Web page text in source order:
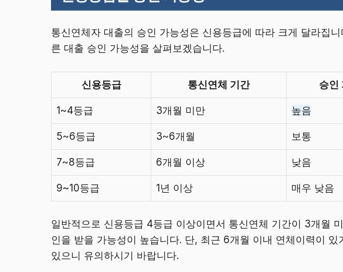
통신연체자 대출의 승인 가능성은 신용등급에 따라 크게 달라집
른 대출 승인 가능성을 살펴보겠습니다.
신용등급 통신연체 기간 승인
1~4등급 3개월 미만 높음
5~6등급 3~6개월 보통
7~8등급 6개월 이상 낮음
9~10등급 1년 이상 매우 낮음
일반적으로 신용등급 4등급 이상이면서 통신연체 기간이 3개월
인을 받을 가능성이 높습니다. 단, 최근 6개월 이내 연체이력이
있으니 유의하시기 바랍니다.